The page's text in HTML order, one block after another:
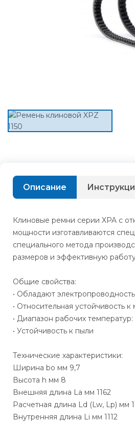
Описание
Клиновые ремни серии XPA с
мощности изготавливаются
специального метода
размеров и эффективную
Общие свойства:
• Обладают
• Относительная устойчивость
• Диапазон рабочих
• Устойчивость к пыли
Технические характеристики:
Ширина bo мм 9,7
Высота h мм 8
Внешняя длина La мм 1162
Расчетная длина Ld (Lw, Lp) мм
Внутренняя длина Li мм 1112